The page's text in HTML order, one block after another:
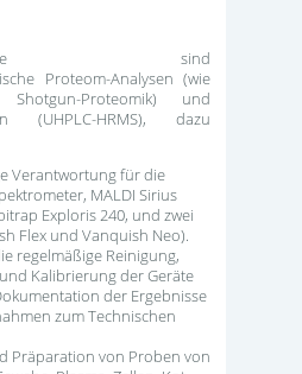
sind
Proteom-Analysen (wie
Proteomik) und
(UHPLC-HRMS), dazu
Verantwortung für die
MALDI Sirius
Exploris 240, und zwei
Flex und Vanquish Neo).
regelmäßige Reinigung,
Kalibrierung der Geräte
der Ergebnisse
zum Technischen
Präparation von Proben von